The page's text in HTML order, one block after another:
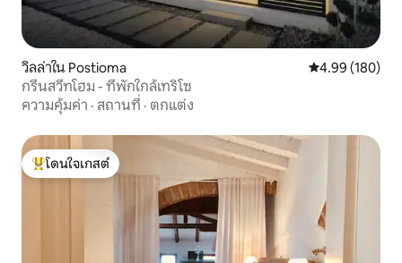
วิลล่าใน Postioma คะแนนเฉลี่ย
4.99 (180)
กรีนสวีทโฮม - ที่พักใกล้เทริโซ
ความคุ้มค่า · สถานที่ · ตกแต่ง
โดนใจเกสต์ที่สุด
โดนใจเกสต์